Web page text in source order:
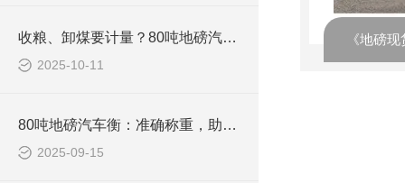
收粮、卸煤要计量？80吨地磅汽车衡，不用反复称，一次出准数
2025-10-11
80吨地磅汽车衡：准确称重，助力物流运输高效发展
2025-09-15